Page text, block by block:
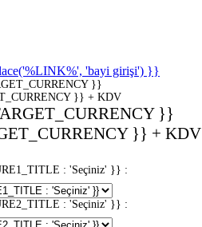
'bayi girişi') }}
}}
}} + KDV
}}
}} + KDV
: 'Seçiniz' }} :
: 'Seçiniz' }} :